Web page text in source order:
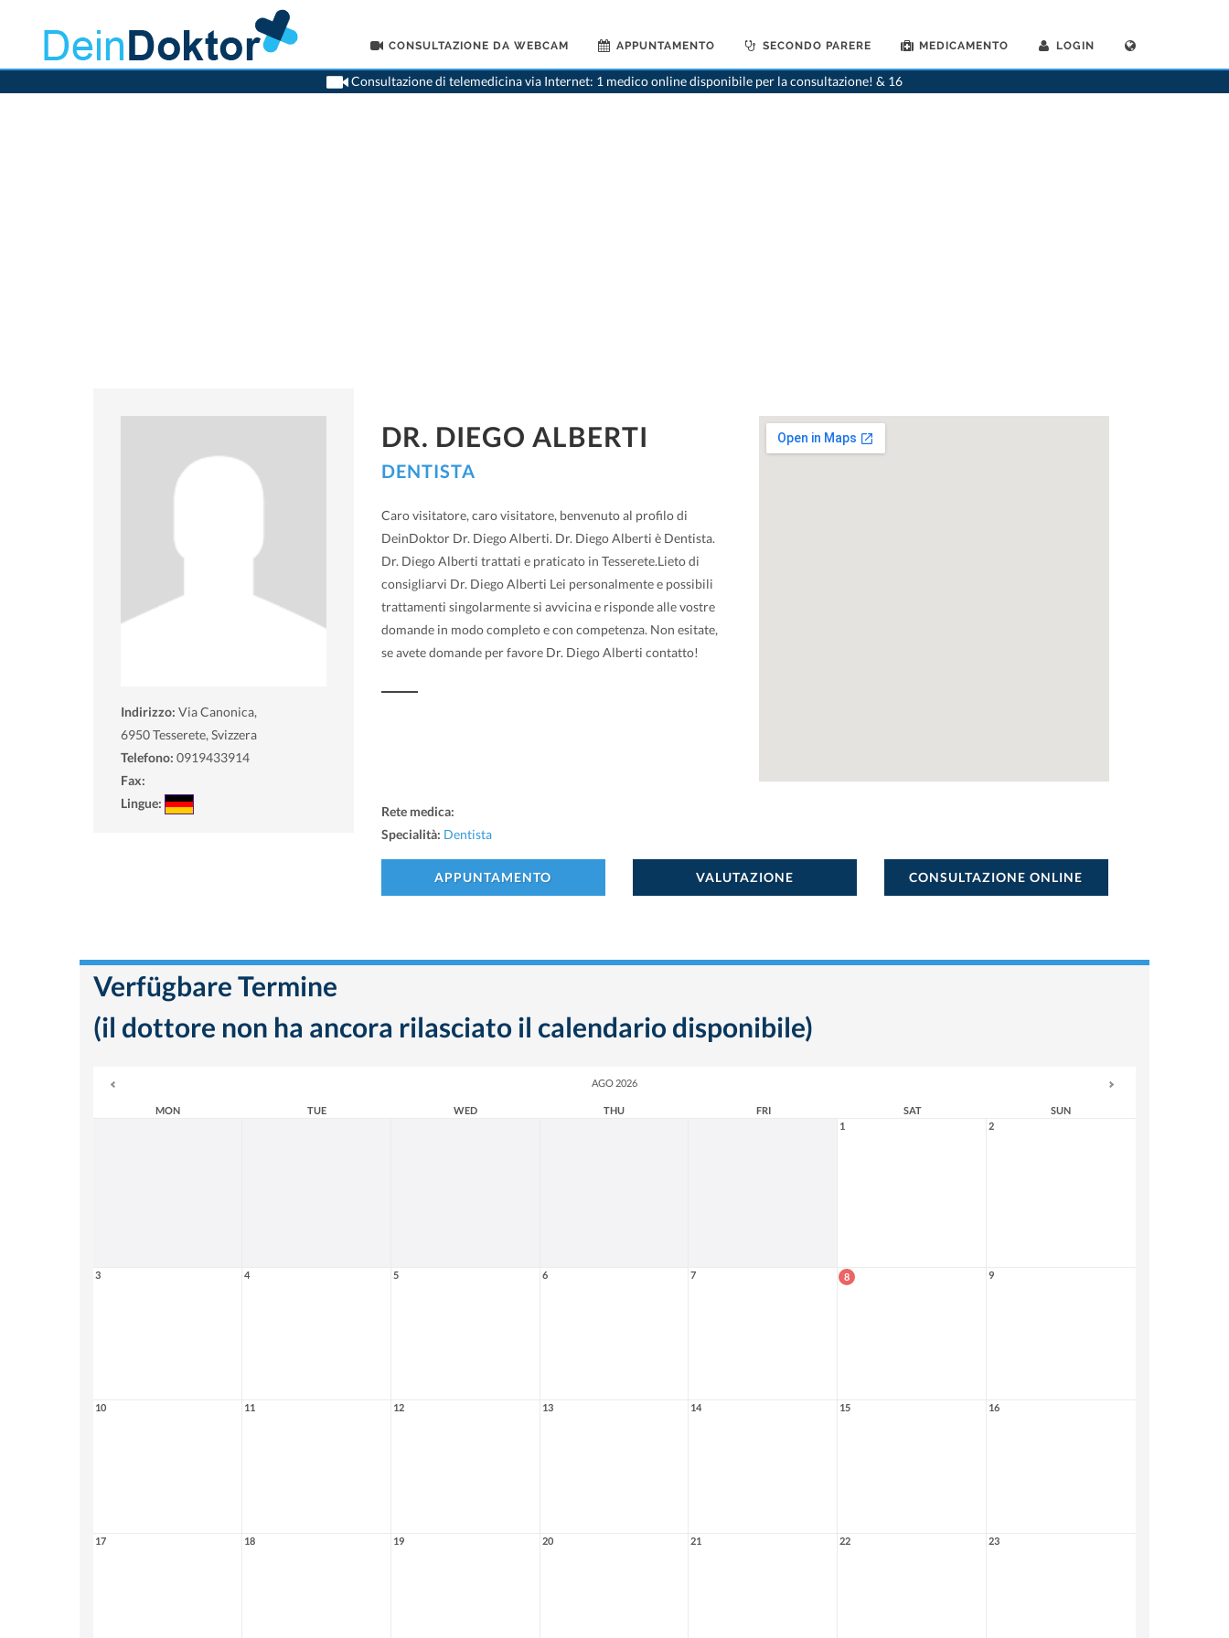
CONSULTAZIONE DA WEBCAM APPUNTAMENTO SECONDO PARERE MEDICAMENTO LOGIN
Consultazione di telemedicina via Internet: 1 medico online disponibile per la consultazione! & 16
>Dentista>Tesserete>Dr. Diego Alberti>Appuntamento con Dr. Diego Alberti
Indirizzo: Via Canonica,
6950Tesserete, Svizzera
Telefono: 0919433914
Fax:
Lingue:
DR. DIEGO ALBERTI
DENTISTA
Caro visitatore, caro visitatore, benvenuto al profilo di
DeinDoktor Dr. Diego Alberti. Dr. Diego Alberti è Dentista.
Dr. Diego Alberti trattati e praticato in Tesserete.Lieto di
consigliarvi Dr. Diego Alberti Lei personalmente e possibili
trattamenti singolarmente si avvicina e risponde alle vostre
domande in modo completo e con competenza. Non esitate,
se avete domande per favore Dr. Diego Alberti contatto!
Rete medica:
Specialità: Dentista
APPUNTAMENTO VALUTAZIONE CONSULTAZIONE ONLINE
Verfügbare Termine
(il dottore non ha ancora rilasciato il calendario disponibile)
AGO 2026
MON TUE WED THU FRI SAT
SUN
1
2
3 4 5 6 7 8 9
10 11 12 13 14 15 16
17 18 19 20 21 22 23